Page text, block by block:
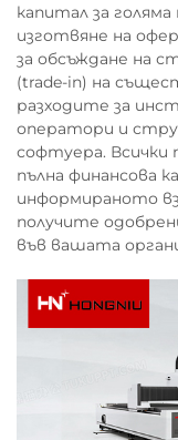
капитал за
изготвяне на
за обсъждане на
(trade-in) на
разходите за
оператори и
софтуера.
пълна финансова
информираното
получите
във вашата